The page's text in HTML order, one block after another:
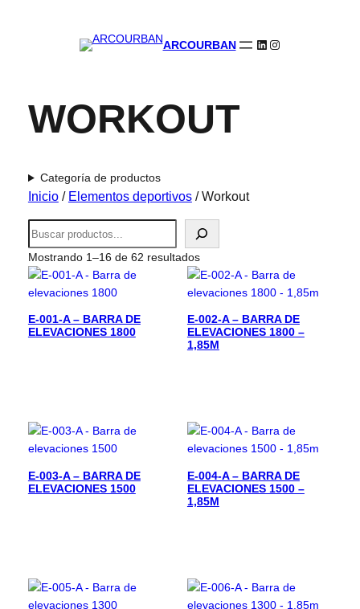
ARCOURBAN LinkedIn
Instagram
WORKOUT
Categoría de productos
Inicio/ Elementos deportivos/ Workout
B
u
s
c
a
r
Mostrando 1–16 de 62 resultados
E-001-A – BARRA DE
ELEVACIONES 1800
E-002-A – BARRA DE
ELEVACIONES 1800 –
1,85M
E-003-A – BARRA DE
ELEVACIONES 1500
E-004-A – BARRA DE
ELEVACIONES 1500 –
1,85M